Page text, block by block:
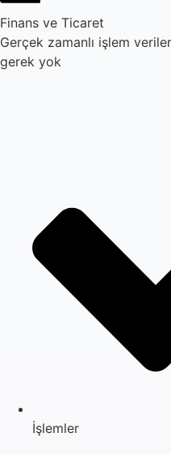
Finans ve Ticaret
Gerçek zamanlı işlem
gerek yok
İşlemler